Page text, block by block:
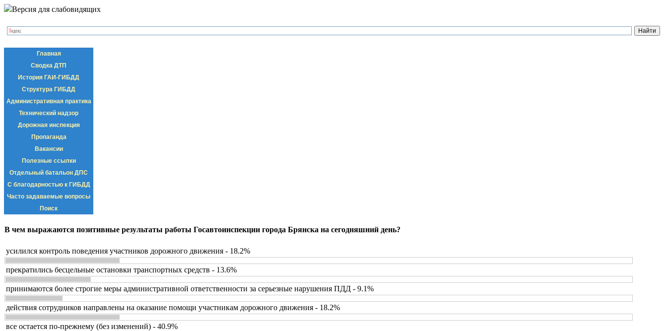
Версия для слабовидящих
Главная
Сводка ДТП
История ГАИ-ГИБДД
Структура ГИБДД
Административная практика
Технический надзор
Дорожная инспекция
Пропаганда
Вакансии
Полезные ссылки
Отдельный батальон ДПС
С благодарностью к ГИБДД
Часто задаваемые вопросы
Поиск
В чем выражаются позитивные результаты работы Госавтоинспекции города Брянска на сегодняшний день?
усилился контроль поведения участников дорожного движения - 18.2%
прекратились бесцельные остановки транспортных средств - 13.6%
принимаются более строгие меры административной ответственности за серьезные нарушения ПДД - 9.1%
действия сотрудников направлены на оказание помощи участникам дорожного движения - 18.2%
все остается по-прежнему (без изменений) - 40.9%